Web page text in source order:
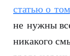
статью о
не нужны
никакого